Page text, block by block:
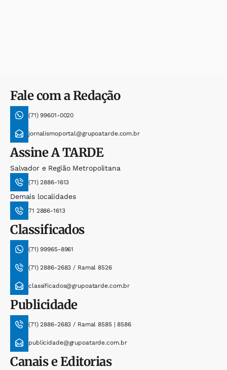
Fale com a Redação
(71) 99601-0020
jornalismoportal@grupoatarde.com.br
AssineA TARDE
Salvador e Região Metropolitana
(71) 2886-1613
Demais localidades
71 2886-1613
Classificados
(71) 99965-8961
(71) 2886-2683 / Ramal 8526
classificados@grupoatarde.com.br
Publicidade
(71) 2886-2683 / Ramal 8585 | 8586
publicidade@grupoatarde.com.br
Canais e Editorias